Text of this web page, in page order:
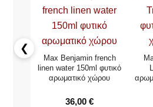
❮
Max Benjamin french
linen water 150ml φυτικό
αρωματικό χώρου
36,00€